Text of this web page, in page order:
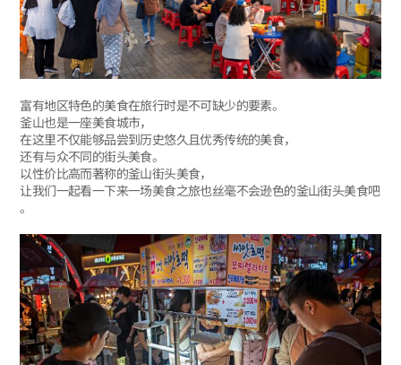
富有地区特色的美食在旅行时是不可缺少的要素。
釜山也是一座美食城市，
在这里不仅能够品尝到历史悠久且优秀传统的美食，
还有与众不同的街头美食。
以性价比高而著称的釜山街头美食，
让我们一起看一下来一场美食之旅也丝毫不会逊色的釜山街头美食吧
。